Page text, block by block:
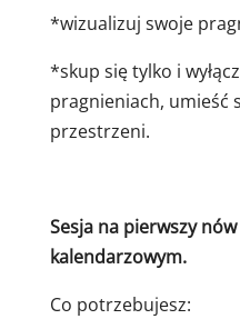
*wizualizuj swoje
*skup się tylko i
pragnieniach, umieść
przestrzeni.
Sesja na pierwszy
kalendarzowym.
Co potrzebujesz: